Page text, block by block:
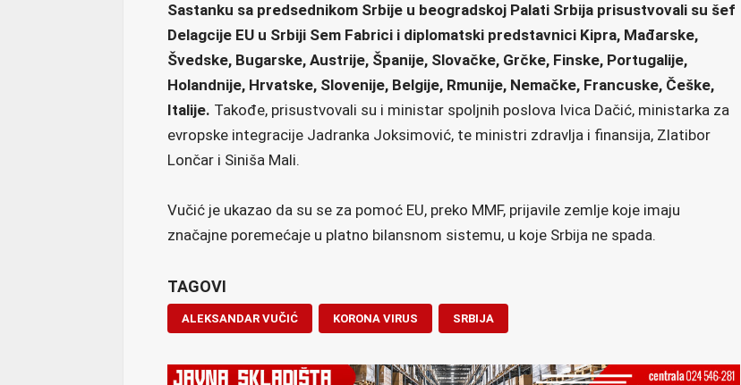
Sastanku sa predsednikom Srbije u beogradskoj Palati Srbija prisustvovali su šef
Delagcije EU u Srbiji Sem Fabrici i diplomatski predstavnici Kipra, Mađarske,
Švedske, Bugarske, Austrije, Španije, Slovačke, Grčke, Finske, Portugalije,
Holandnije, Hrvatske, Slovenije, Belgije, Rmunije, Nemačke, Francuske, Češke,
Italije. Takođe, prisustvovali su i ministar spoljnih poslova Ivica Dačić, ministarka za
evropske integracije Jadranka Joksimović, te ministri zdravlja i finansija, Zlatibor
Lončar i Siniša Mali.
Vučić je ukazao da su se za pomoć EU, preko MMF, prijavile zemlje koje imaju
značajne poremećaje u platno bilansnom sistemu, u koje Srbija ne spada.
TAGOVI
ALEKSANDAR VUČIĆ KORONA VIRUS SRBIJA